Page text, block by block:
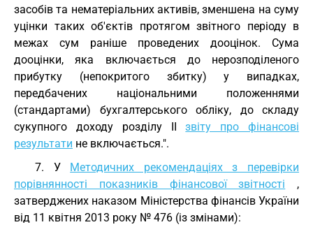
засобів та нематеріальних активів, зменшена на суму
уцінки таких об'єктів протягом звітного періоду в
межах сум раніше проведених дооцінок. Сума
дооцінки, яка включається до нерозподіленого
прибутку (непокритого збитку) у випадках,
передбачених національними положеннями
(стандартами) бухгалтерського обліку, до складу
сукупного доходу розділу IIзвіту про фінансові
результати не включається.".
7. У Методичних рекомендаціях з перевірки
порівнянності показників фінансової звітності ,
затверджених наказом Міністерства фінансів України
від 11 квітня 2013 року № 476 (із змінами):